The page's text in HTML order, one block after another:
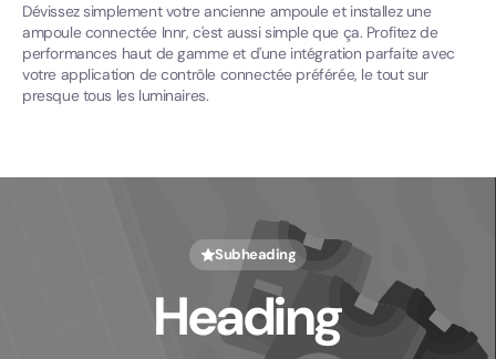
Dévissez simplement votre ancienne ampoule et installez une
ampoule connectée Innr, c'est aussi simple que ça. Profitez de
performances haut de gamme et d'une intégration parfaite avec
votre application de contrôle connectée préférée, le tout sur
presque tous les luminaires.
Subheading
Heading